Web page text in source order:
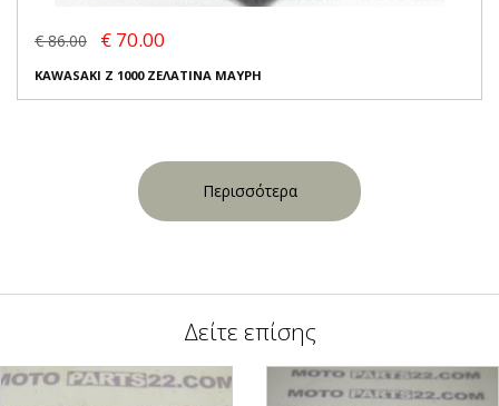
€ 86.00 € 70.00
KAWASAKI Z 1000 ΖΕΛΑΤΙΝΑ ΜΑΥΡΗ
Περισσότερα
Δείτε επίσης